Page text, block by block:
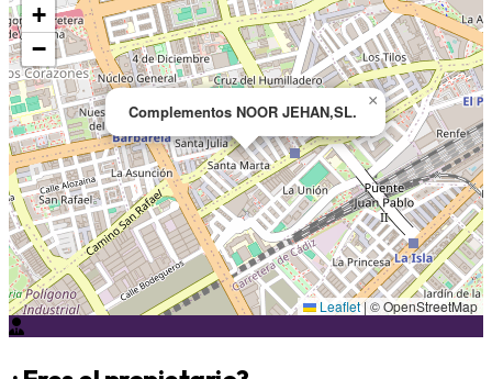
Complementos NOOR JEHAN,SL.
×
+
−
Leaflet|© OpenStreetMap